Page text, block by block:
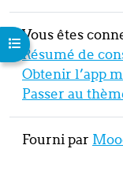
Ouvrir l’index du
Vous êtes
Résumé de
Obtenir l’app
Passer au
Fourni par